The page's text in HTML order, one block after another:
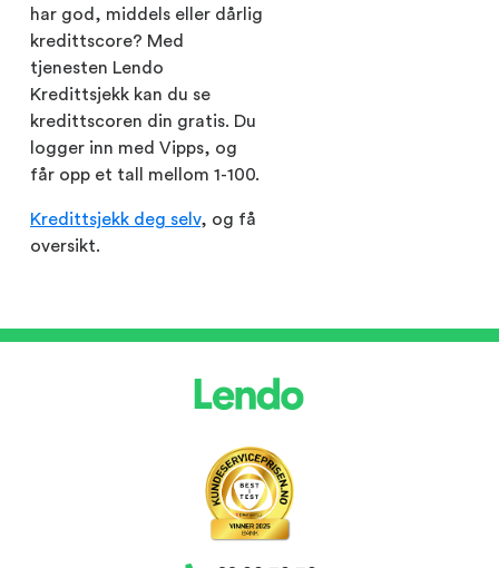
har god, middels eller dårlig
kredittscore? Med
tjenesten Lendo
Kredittsjekk kan du se
kredittscoren din gratis. Du
logger inn med Vipps, og
får opp et tall mellom 1-100.
Kredittsjekk deg selv, og få
oversikt.